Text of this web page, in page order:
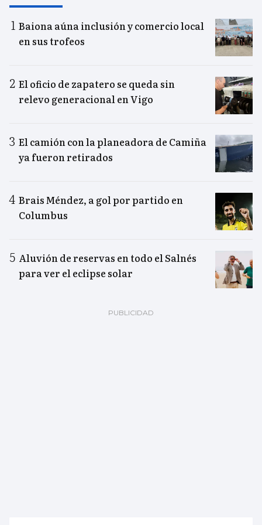
Baiona aúna inclusión y comercio local
en sus trofeos
El oficio de zapatero se queda sin
relevo generacional en Vigo
El camión con la planeadora de Camiña
ya fueron retirados
Brais Méndez, a gol por partido en
Columbus
Aluvión de reservas en todo el Salnés
para ver el eclipse solar